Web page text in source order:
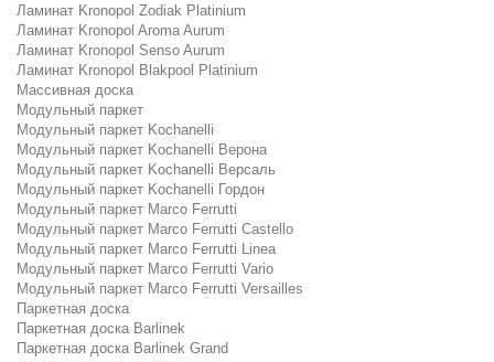
Ламинат Kronopol Zodiak Platinium
Ламинат Kronopol Aroma Aurum
Ламинат Kronopol Senso Aurum
Ламинат Kronopol Blakpool Platinium
Массивная доска
Модульный паркет
Модульный паркет Kochanelli
Модульный паркет Kochanelli Верона
Модульный паркет Kochanelli Версаль
Модульный паркет Kochanelli Гордон
Модульный паркет Marco Ferrutti
Модульный паркет Marco Ferrutti Castello
Модульный паркет Marco Ferrutti Linea
Модульный паркет Marco Ferrutti Vario
Модульный паркет Marco Ferrutti Versailles
Паркетная доска
Паркетная доска Barlinek
Паркетная доска Barlinek Grand